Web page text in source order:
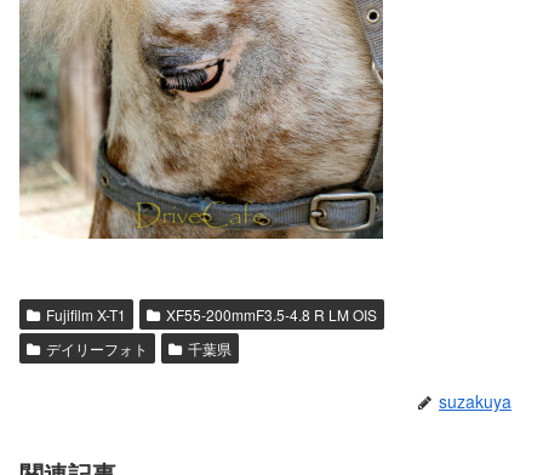
Fujifilm X-T1
XF55-200mmF3.5-4.8 R LM OIS
デイリーフォト
千葉県
suzakuya